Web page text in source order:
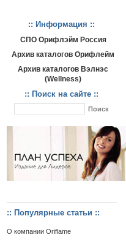
:: Информация ::
СПО Орифлэйм Россия
Архив каталогов Орифлейм
Архив каталогов Вэлнэс
(Wellness)
:: Поиск на сайте ::
:: Популярные статьи ::
О компании Oriflame